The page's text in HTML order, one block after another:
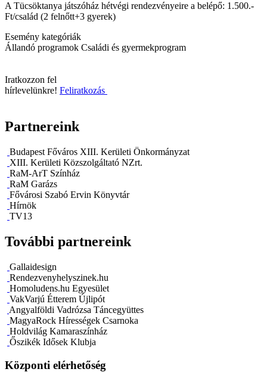
A Tücsöktanya játszóház hétvégi rendezvényeire a belépő: 1.500.-
Ft/család (2 felnőtt+3 gyerek)
Esemény kategóriák
Állandó programok Családi és gyermekprogram
Iratkozzon fel
hírlevelünkre! Feliratkozás
Partnereink
Budapest Főváros XIII. Kerületi Önkormányzat
XIII. Kerületi Közszolgáltató NZrt.
RaM-ArT Színház
RaM Garázs
Fővárosi Szabó Ervin Könyvtár
Hírnök
TV13
További partnereink
Gallaidesign
Rendezvenyhelyszinek.hu
Homoludens.hu Egyesület
VakVarjú Étterem Újlipót
Angyalföldi Vadrózsa Táncegyüttes
MagyaRock Hírességek Csarnoka
Holdvilág Kamaraszínház
Őszikék Idősek Klubja
Központi elérhetőség